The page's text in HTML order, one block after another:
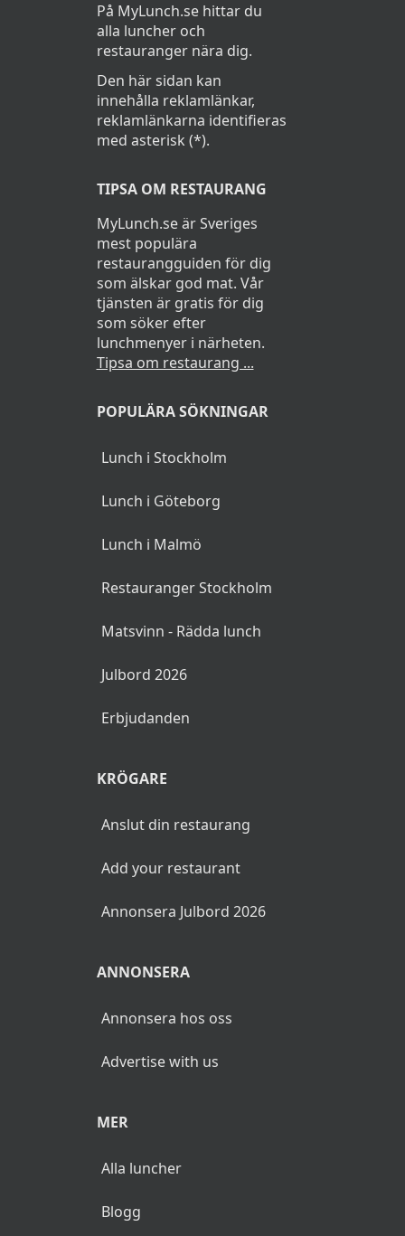
På MyLunch.se hittar du
alla luncher och
restauranger nära dig.
Den här sidan kan
innehålla reklamlänkar,
reklamlänkarna identifieras
med asterisk (*).
TIPSA OM RESTAURANG
MyLunch.se är Sveriges
mest populära
restaurangguiden för dig
som älskar god mat. Vår
tjänsten är gratis för dig
som söker efter
lunchmenyer i närheten.
Tipsa om restaurang ...
POPULÄRA SÖKNINGAR
Lunch i Stockholm
Lunch i Göteborg
Lunch i Malmö
Restauranger Stockholm
Matsvinn - Rädda lunch
Julbord 2026
Erbjudanden
KRÖGARE
Anslut din restaurang
Add your restaurant
Annonsera Julbord 2026
ANNONSERA
Annonsera hos oss
Advertise with us
MER
Alla luncher
Blogg